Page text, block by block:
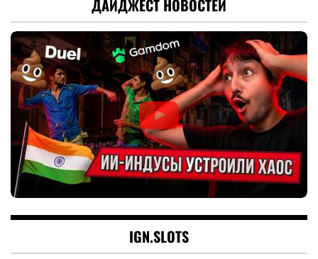
ДАЙДЖЕСТ НОВОСТЕЙ
IGN.SLOTS